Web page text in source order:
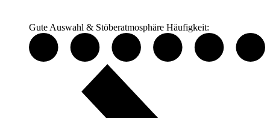
Gute Auswahl & Stöberatmosphäre Häufigkeit: